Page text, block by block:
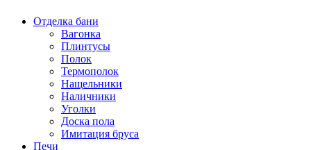
Отделка бани
Вагонка
Плинтусы
Полок
Термополок
Нащельники
Наличники
Уголки
Доска пола
Имитация бруса
Печи